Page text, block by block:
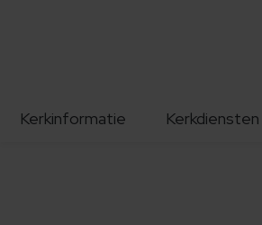
Kerkinformatie Kerkdiensten